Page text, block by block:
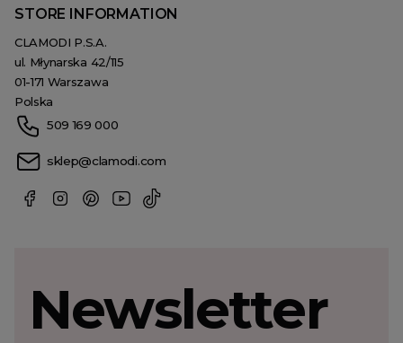
STORE INFORMATION
CLAMODI P.S.A.
ul. Młynarska 42/115
01-171 Warszawa
Polska
509 169 000
sklep@clamodi.com
Newsletter